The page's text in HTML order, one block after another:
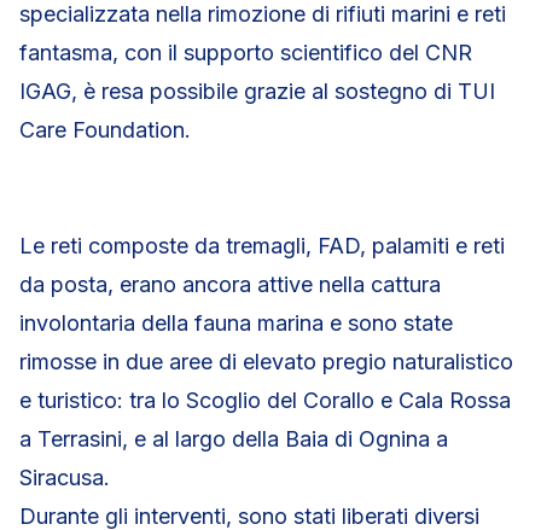
specializzata nella rimozione di rifiuti marini e reti
fantasma, con il supporto scientifico del CNR
IGAG, è resa possibile grazie al sostegno di TUI
Care Foundation.
Le reti composte da tremagli, FAD, palamiti e reti
da posta, erano ancora attive nella cattura
involontaria della fauna marina e sono state
rimosse in due aree di elevato pregio naturalistico
e turistico: tra lo Scoglio del Corallo e Cala Rossa
a Terrasini, e al largo della Baia di Ognina a
Siracusa.
Durante gli interventi, sono stati liberati diversi